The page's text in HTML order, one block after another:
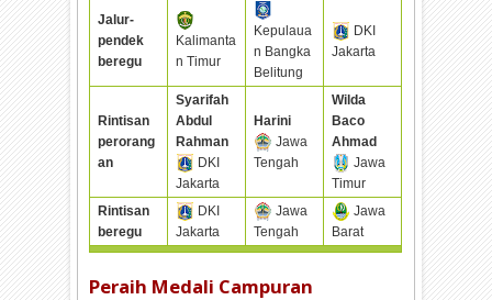
Jalur-
pendek
beregu
Kalimanta
n Timur
Kepulaua
n Bangka
Belitung
DKI
Jakarta
Rintisan
perorang
an
Syarifah
Abdul
Rahman
DKI
Jakarta
Harini
Jawa
Tengah
Wilda
Baco
Ahmad
Jawa
Timur
Rintisan
beregu
DKI
Jakarta
Jawa
Tengah
Jawa
Barat
Peraih Medali Campuran